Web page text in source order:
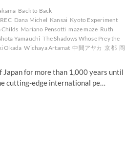
Back to Back
Dana Michel Kansai Kyoto Experiment
Childs Mariano Pensotti maze maze Ruth
Yamauchi The Shadows Whose Prey the
Okada Wichaya Artamat 中間アヤカ 京都 岡
Japan for more than 1,000 years until
cutting-edge international pe…